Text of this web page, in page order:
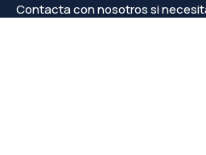
Contacta con nosotros si